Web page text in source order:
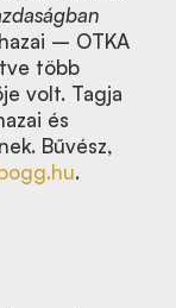
– OTKA
több
volt. Tagja
és
Bűvész,
.